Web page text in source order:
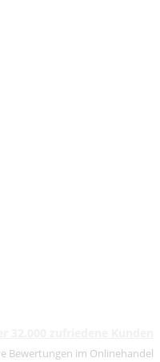
Bewertungen im Onlinehandel